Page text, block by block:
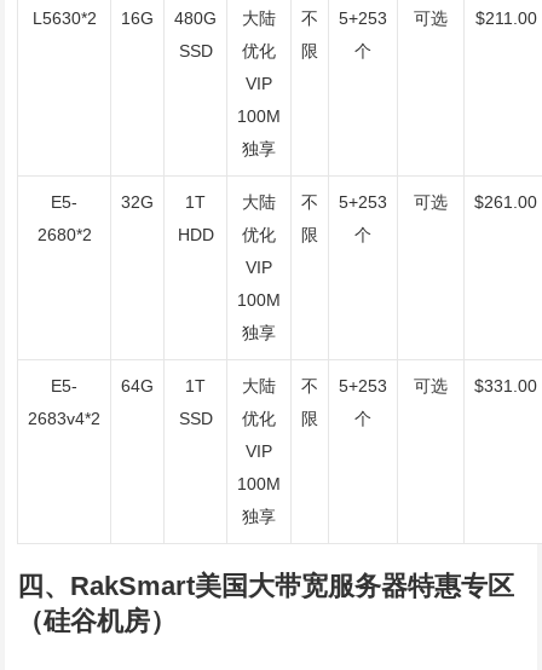
L5630*2 16G
480G
SSD
大陆
优化
VIP
100M
独享
不
限
5+253
个
可选 $211.00
E5-
2680*2
32G
1T
HDD
大陆
优化
VIP
100M
独享
不
限
5+253
个
可选 $261.00
E5-
2683v4*2
64G
1T
SSD
大陆
优化
VIP
100M
独享
不
限
5+253
个
可选 $331.00
四、RakSmart美国大带宽服务器特惠专区
（硅谷机房）